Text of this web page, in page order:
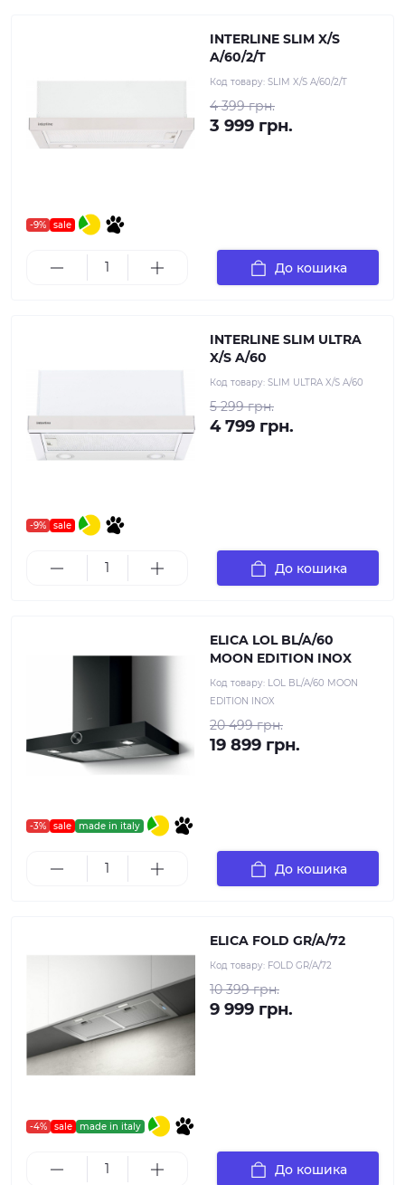
-9% sale
INTERLINE SLIM X/S
A/60/2/T
Код товару: SLIM X/S A/60/2/T
4 399 грн.
3 999 грн.
До кошика
-9% sale
INTERLINE SLIM ULTRA
X/S A/60
Код товару: SLIM ULTRA X/S A/60
5 299 грн.
4 799 грн.
До кошика
-3% sale made in italy
ELICA LOL BL/A/60
MOON EDITION INOX
Код товару: LOL BL/A/60 MOON
EDITION INOX
20 499 грн.
19 899 грн.
До кошика
-4% sale made in italy
ELICA FOLD GR/A/72
Код товару: FOLD GR/A/72
10 399 грн.
9 999 грн.
До кошика